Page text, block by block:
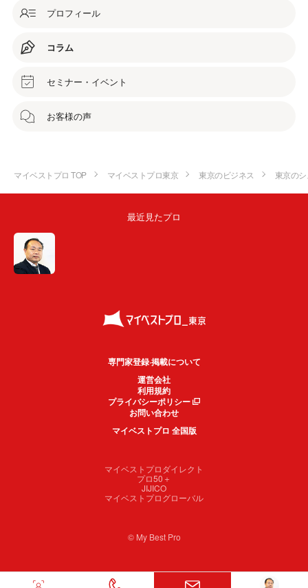
プロフィール
コラム
セミナー・イベント
お客様の声
マイベストプロ TOP マイベストプロ東京 東京のビジネス 東京の
最近見たプロ
専門家登録·掲載について
運営会社
利用規約
プライバシーポリシー
お問い合わせ
マイベストプロ 全国版
マイベストプロダイレクト
プロ50＋
JIJICO
マイベストプログローバル
© My Best Pro